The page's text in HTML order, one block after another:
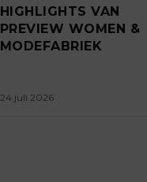
HIGHLIGHTS VAN
PREVIEW WOMEN &
MODEFABRIEK
24 juli 2026